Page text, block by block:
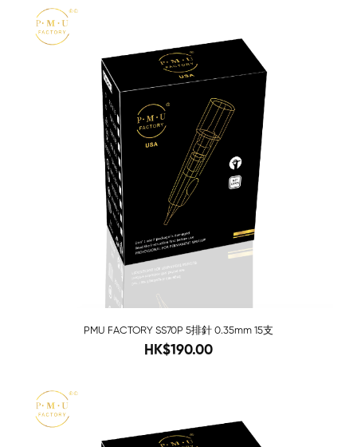
PMU FACTORY SS70P 5排針 0.35mm 15支
280
HK$190.00